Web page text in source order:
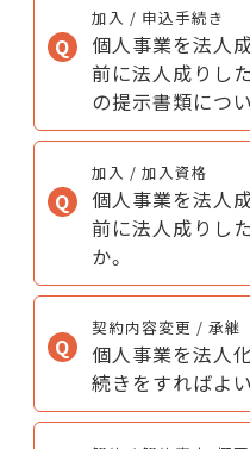
加入 / 申込手続き
個人事業を法人
前に法人成りし
の提示書類につ
加入 / 加入資格
個人事業を法人
前に法人成りし
か。
契約内容変更 / 承継
個人事業を法人
続きをすればよ